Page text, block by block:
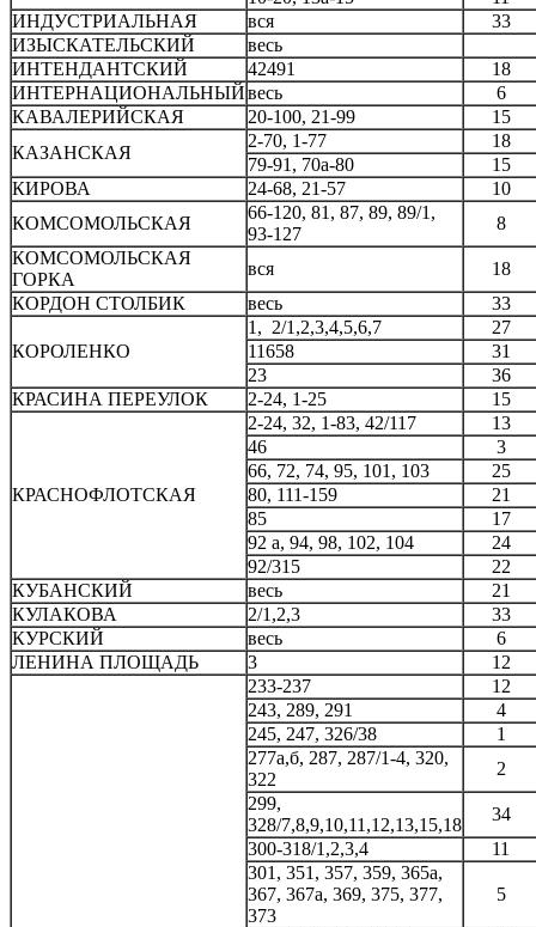
ИНДУСТРИАЛЬНАЯ
вся
33
ИЗЫСКАТЕЛЬСКИЙ
весь
ИНТЕНДАНТСКИЙ
42491
18
ИНТЕРНАЦИОНАЛЬНЫЙвесь
6
КАВАЛЕРИЙСКАЯ
20-100, 21-99
15
КАЗАНСКАЯ
2-70, 1-77
18
79-91, 70а-80
15
КИРОВА
24-68, 21-57
10
КОМСОМОЛЬСКАЯ
66-120, 81, 87, 89, 89/1,
93-127
8
КОМСОМОЛЬСКАЯ
ГОРКА
вся
18
КОРДОН СТОЛБИК
весь 33
КОРОЛЕНКО
1, 2/1,2,3,4,5,6,7
27
11658
31
23
36
КРАСИНА ПЕРЕУЛОК
2-24, 1-25 15
КРАСНОФЛОТСКАЯ
2-24, 32, 1-83, 42/117
13
46
3
66, 72, 74, 95, 101, 103
25
80, 111-159
21
85
17
92 а, 94, 98, 102, 104
24
92/315
22
КУБАНСКИЙ
весь
21
КУЛАКОВА
2/1,2,3
33
КУРСКИЙ
весь
6
ЛЕНИНА ПЛОЩАДЬ
3 12
233-237
12
243, 289, 291
4
245, 247, 326/38
1
277а,б, 287, 287/1-4, 320,
322
2
299,
328/7,8,9,10,11,12,13,15,18
34
300-318/1,2,3,4
11
301, 351, 357, 359, 365а,
367, 367а, 369, 375, 377,
373
5